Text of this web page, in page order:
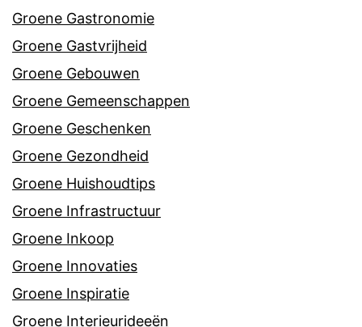
Groene Gastronomie
Groene Gastvrijheid
Groene Gebouwen
Groene Gemeenschappen
Groene Geschenken
Groene Gezondheid
Groene Huishoudtips
Groene Infrastructuur
Groene Inkoop
Groene Innovaties
Groene Inspiratie
Groene Interieurideeën